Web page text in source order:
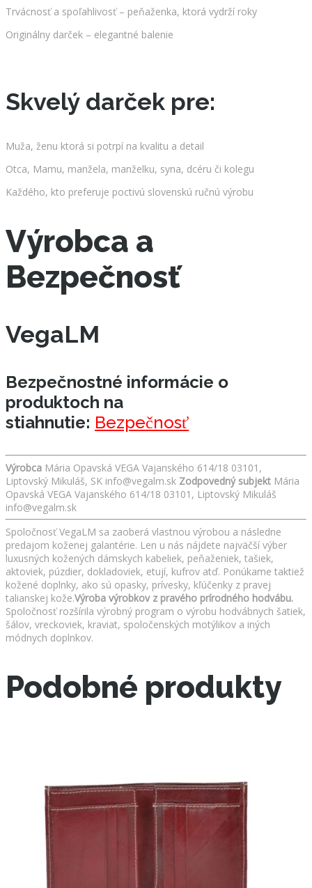
Trvácnosť a spoľahlivosť – peňaženka, ktorá vydrží roky
Originálny darček – elegantné balenie
Skvelý darček pre:
Muža, ženu ktorá si potrpí na kvalitu a detail
Otca, Mamu, manžela, manželku, syna, dcéru či kolegu
Každého, kto preferuje poctivú slovenskú ručnú výrobu
Výrobca a
Bezpečnosť
VegaLM
Bezpečnostné informácie o
produktoch na
stiahnutie: Bezpečnosť
Výrobca Mária Opavská VEGA Vajanského 614/18 03101,
Liptovský Mikuláš, SK info@vegalm.sk Zodpovedný subjekt Mária
Opavská VEGA Vajanského 614/18 03101, Liptovský Mikuláš
info@vegalm.sk
Spoločnosť VegaLM sa zaoberá vlastnou výrobou a následne
predajom koženej galantérie. Len u nás nájdete najväčší výber
luxusných kožených dámskych kabeliek, peňaženiek, tašiek,
aktoviek, púzdier, dokladoviek, etují, kufrov atď. Ponúkame taktiež
kožené doplnky, ako sú opasky, prívesky, kľúčenky z pravej
talianskej kože.Výroba výrobkov z pravého prírodného hodvábu.
Spoločnosť rozšírila výrobný program o výrobu hodvábnych šatiek,
šálov, vreckoviek, kraviat, spoločenských motýlikov a iných
módnych doplnkov.
Podobné produkty